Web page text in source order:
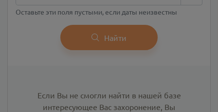
Оставьте эти поля пустыми, если даты неизвестны
Найти
Если Вы не смогли найти в нашей базе
интересующее Вас захоронение, Вы